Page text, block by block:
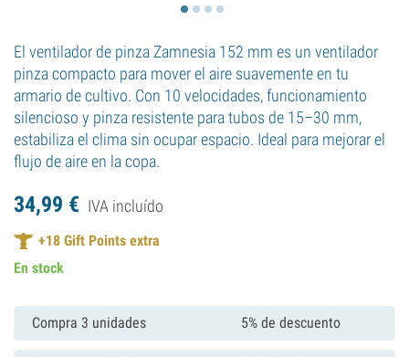
El ventilador de pinza Zamnesia 152 mm es un ventilador
pinza compacto para mover el aire suavemente en tu
armario de cultivo. Con 10 velocidades, funcionamiento
silencioso y pinza resistente para tubos de 15–30 mm,
estabiliza el clima sin ocupar espacio. Ideal para mejorar el
flujo de aire en la copa.
34,99 € IVA incluído
+18 Gift Points extra
En stock
Compra 3 unidades 5% de descuento